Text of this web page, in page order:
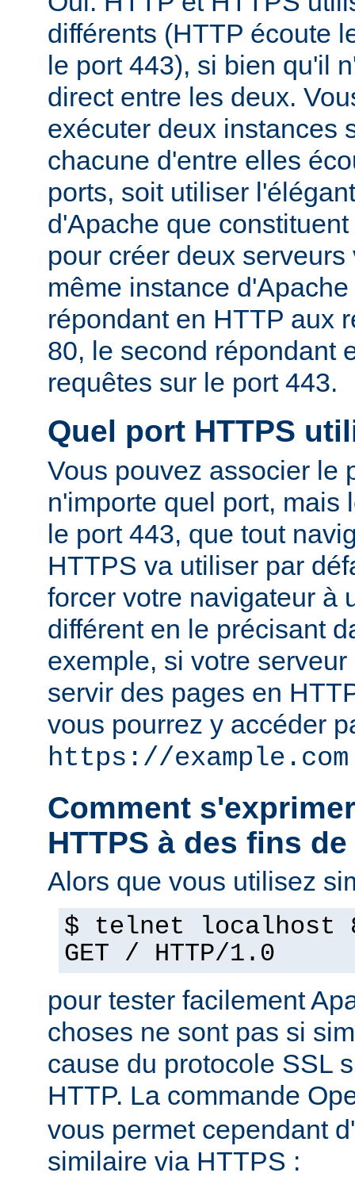
différents (HTTP écoute
le port 443), si bien qu'il
direct entre les deux.
exécuter deux instances
chacune d'entre elles
ports, soit utiliser
d'Apache que
pour créer deux
même instance
répondant en HTTP aux
80, le second répondant
requêtes sur le port 443.
Quel port HTTPS
Vous pouvez associer le
n'importe quel port, mais
le port 443, que tout
HTTPS va utiliser par
forcer votre navigateur à
différent en le précisant
exemple, si votre
servir des pages en
vous pourrez y accéder
https://
Comment
HTTPS à des fins
Alors que vous utilisez
$ telnet localhost
GET / HTTP/1.0
pour tester facilement
choses ne sont pas si
cause du protocole SSL
HTTP. La commande
vous permet cependant
similaire via HTTPS :